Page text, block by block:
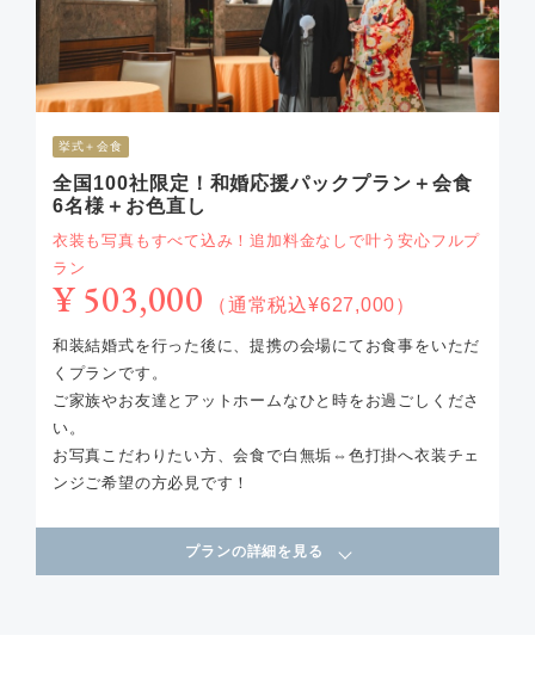
挙式＋会食
全国100社限定！和婚応援パックプラン＋会食
6名様＋お色直し
衣装も写真もすべて込み！追加料金なしで叶う安心フルプ
ラン
¥ 503,000 （通常税込¥627,000）
和装結婚式を行った後に、提携の会場にてお食事をいただ
くプランです。
ご家族やお友達とアットホームなひと時をお過ごしくださ
い。
お写真こだわりたい方、会食で白無垢⇔色打掛へ衣装チェ
ンジご希望の方必見です！
プランの詳細を見る